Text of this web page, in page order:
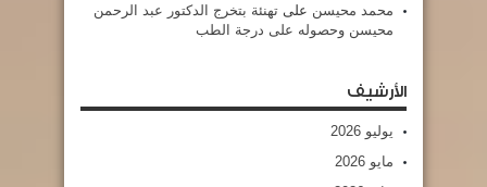
محمد محيسن على تهنئة بتخرج الدكتور عبد الرحمن
محيسن وحصوله على درجة الطب
الأرشيف
يوليو 2026
مايو 2026